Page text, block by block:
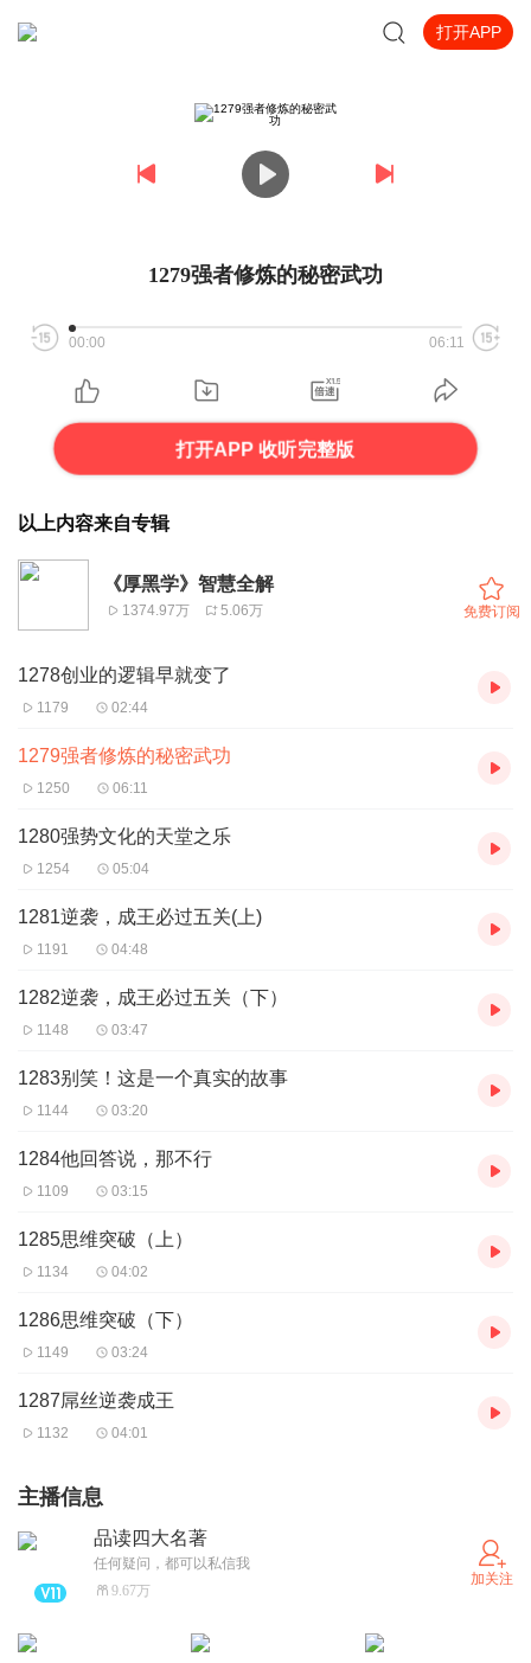
打开APP
1279强者修炼的秘密武功
00:00 06:11
打开APP 收听完整版
以上内容来自专辑
《厚黑学》智慧全解
1374.97万 5.06万 免费订阅
1278创业的逻辑早就变了
1179 02:44
1279强者修炼的秘密武功
1250 06:11
1280强势文化的天堂之乐
1254 05:04
1281逆袭，成王必过五关(上)
1191 04:48
1282逆袭，成王必过五关（下）
1148 03:47
1283别笑！这是一个真实的故事
1144 03:20
1284他回答说，那不行
1109 03:15
1285思维突破（上）
1134 04:02
1286思维突破（下）
1149 03:24
1287屌丝逆袭成王
1132 04:01
主播信息
品读四大名著
任何疑问，都可以私信我
9.67万
加关注